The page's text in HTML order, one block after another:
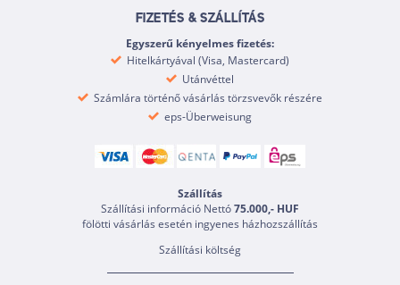
FIZETÉS & SZÁLLÍTÁS
Egyszerű kényelmes fizetés:
Hitelkártyával (Visa, Mastercard)
Utánvéttel
Számlára történő vásárlás törzsvevők részére
eps-Überweisung
Szállítás
Szállítási információ Nettó75.000,- HUF
fölötti vásárlás esetén ingyenes házhozszállítás
Szállítási költség